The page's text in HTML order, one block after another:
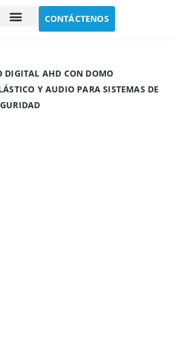
CONTÁCTENOS
DIGITAL AHD CON DOMO
Y AUDIO PARA SISTEMAS DE